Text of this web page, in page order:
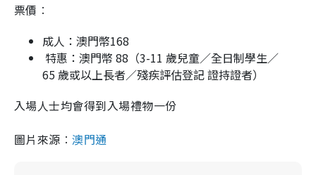
票價︰
成人：澳門幣168
特惠：澳門幣 88 （3-11 歲兒童／全日制學生／
65 歲或以上長者／殘疾評估登記 證持證者）
入場人士均會得到入場禮物一份
圖片來源︰澳門通